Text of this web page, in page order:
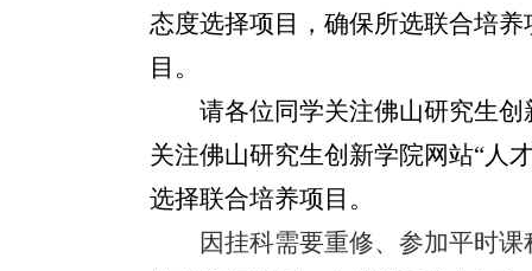
态度选择项目，确保所选联合培
目。
请各位同学关注佛山研究生
关注佛山研究生创新学院网站“人
选择联合培养项目。
因挂科需要重修、参加平时